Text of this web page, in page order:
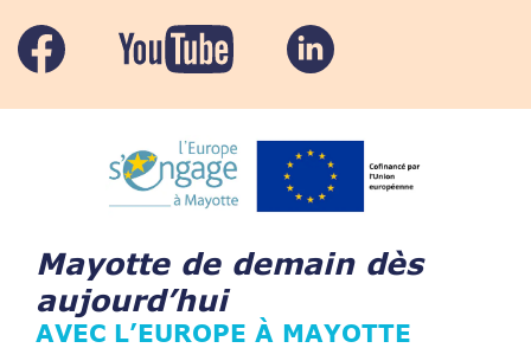
Mayotte de demain dès
aujourd’hui
AVEC L’EUROPE À MAYOTTE